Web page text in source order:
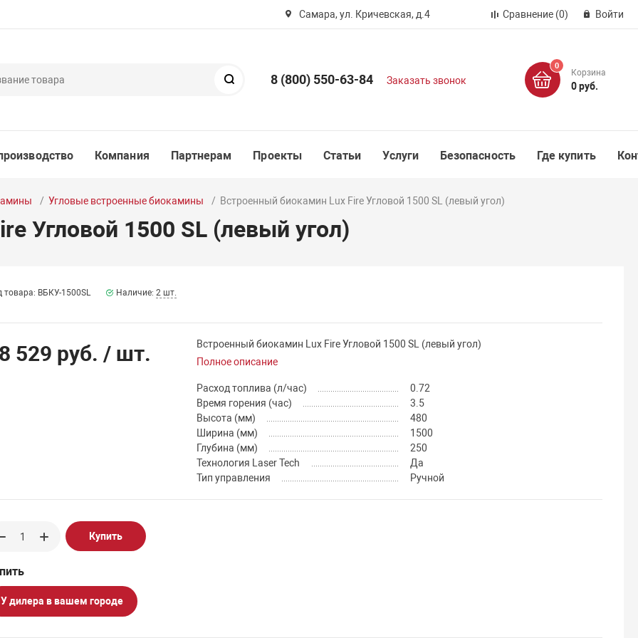
Самара, ул. Кричевская, д.4 Сравнение (0) Войти
8 (800) 550-63-84 Заказать звонок
0
Корзина
0 руб.
Компания Партнерам Проекты Статьи Услуги Безопасность Где купить
Угловые встроенные биокамины Встроенный биокамин Lux Fire Угловой 1500 SL (левый угол)
Угловой 1500 SL (левый угол)
товара: ВБКУ-1500SL Наличие: 2 шт.
529 руб. / шт.
Встроенный биокамин Lux Fire Угловой 1500 SL (левый угол)
Полное описание
Расход топлива (л/час)
0.72
Время горения (час)
3.5
Высота (мм)
480
Ширина (мм)
1500
Глубина (мм)
250
Технология Laser Tech
Да
Тип управления
Ручной
Купить
У дилера в вашем городе